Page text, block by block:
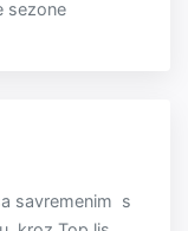
sezone
savremenim s